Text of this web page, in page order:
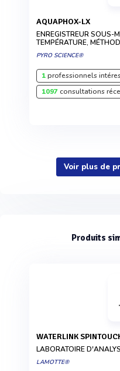
AQUAPHOX-LX
ENREGISTREUR SOUS-
TEMPÉRATURE,
PYRO SCIENCE®
1professionnels
1097consultations
Voir plus de
Produits
WATERLINK
LABORATOIRE
LAMOTTE®